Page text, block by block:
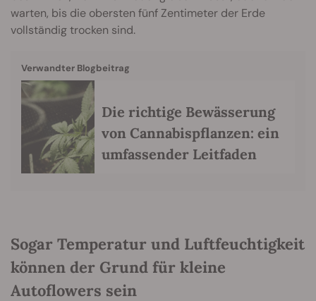
warten, bis die obersten fünf Zentimeter der Erde
vollständig trocken sind.
Verwandter Blogbeitrag
Die richtige Bewässerung
von Cannabispflanzen: ein
umfassender Leitfaden
Sogar Temperatur und Luftfeuchtigkeit
können der Grund für kleine
Autoflowers sein